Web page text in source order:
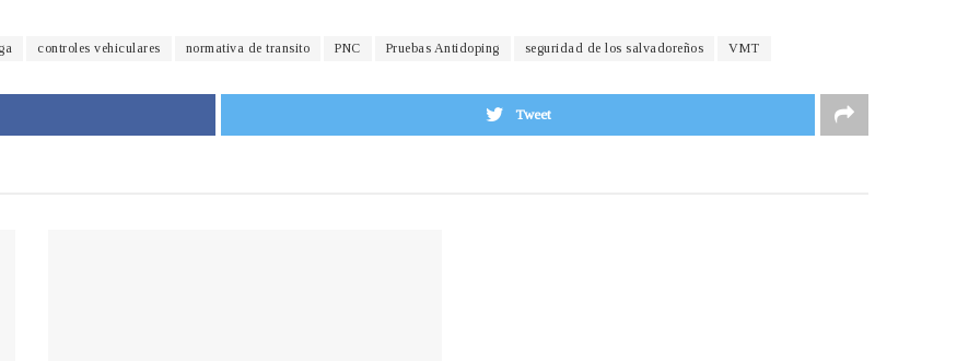
controles vehiculares normativa de transito PNC Pruebas Antidoping seguridad de los salvadoreños VMT
Tweet